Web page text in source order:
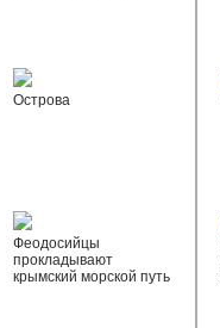
Острова
Феодосийцы
прокладывают
крымский морской путь